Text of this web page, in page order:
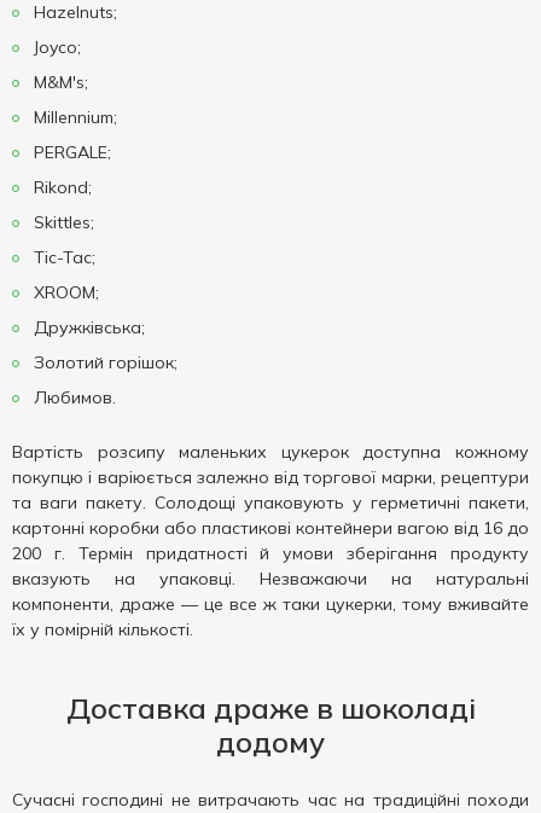
Hazelnuts;
Joyco;
M&M's;
Millennium;
PERGALE;
Rikond;
Skittles;
Tic-Tac;
XROOM;
Дружківська;
Золотий горішок;
Любимов.
Вартість розсипу маленьких цукерок доступна кожному
покупцю і варіюється залежно від торгової марки, рецептури
та ваги пакету. Солодощі упаковують у герметичні пакети,
картонні коробки або пластикові контейнери вагою від 16 до
200 г. Термін придатності й умови зберігання продукту
вказують на упаковці. Незважаючи на натуральні
компоненти, драже — це все ж таки цукерки, тому вживайте
їх у помірній кількості.
Доставка драже в шоколаді
додому
Сучасні господині не витрачають час на традиційні походи